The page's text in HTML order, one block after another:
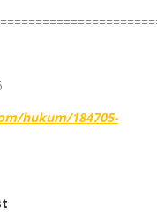
hukum/184705-